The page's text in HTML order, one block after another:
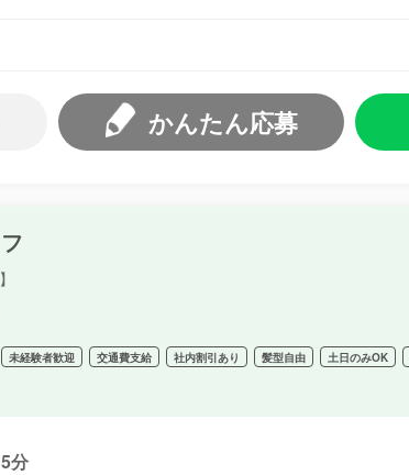
かんたん応募
未経験者歓迎 交通費支給 社内割引あり 髪型自由 土日のみOK
分